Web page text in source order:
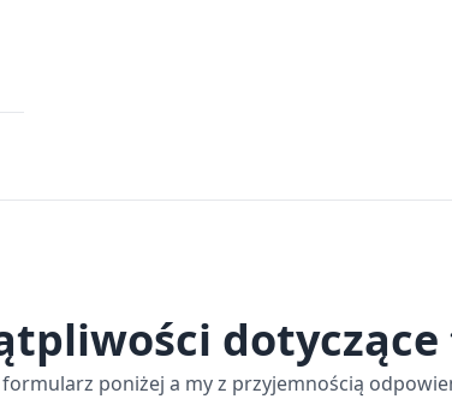
formularz poniżej a my z przyjemnością